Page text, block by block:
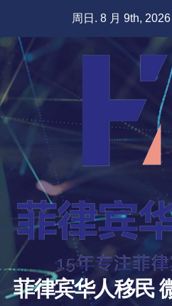
周日. 8 月 9th, 2026
菲律宾华人移民